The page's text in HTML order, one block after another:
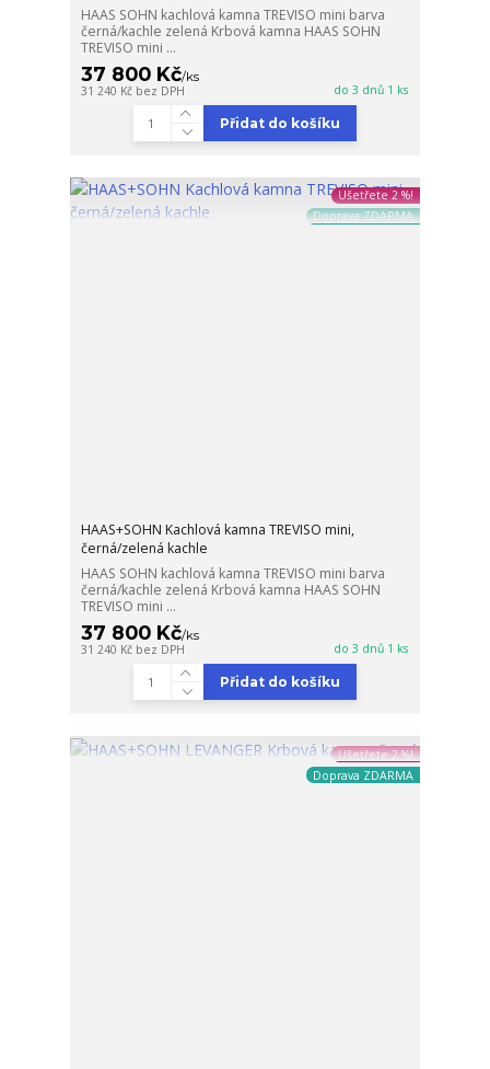
HAAS SOHN kachlová kamna TREVISO mini barva
černá/kachle zelená Krbová kamna HAAS SOHN
TREVISO mini ...
37 800 Kč/ks
31 240 Kč bez DPH do 3 dnů 1 ks
Přidat do košíku
Ušetřete 2 %!
Doprava ZDARMA
HAAS+SOHN Kachlová kamna TREVISO mini,
černá/zelená kachle
HAAS SOHN kachlová kamna TREVISO mini barva
černá/kachle zelená Krbová kamna HAAS SOHN
TREVISO mini ...
37 800 Kč/ks
31 240 Kč bez DPH do 3 dnů 1 ks
Přidat do košíku
Ušetřete 2 %!
Doprava ZDARMA